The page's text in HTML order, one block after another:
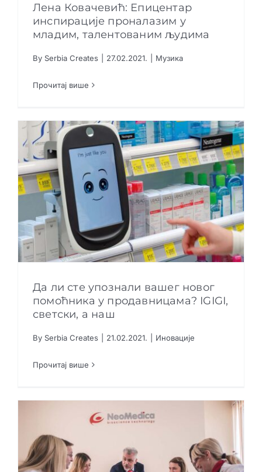
проналазим у младим, талентованим
Лена Ковачевић: Епицентар
инспирације проналазим у
младим, талентованим људима
By Serbia Creates 27.02.2021. Музика
Прочитај више
у продавницама? IGIGI, светски, а наш
Да ли сте упознали вашег новог
помоћника у продавницама? IGIGI,
светски, а наш
By Serbia Creates 21.02.2021. Иновације
Прочитај више